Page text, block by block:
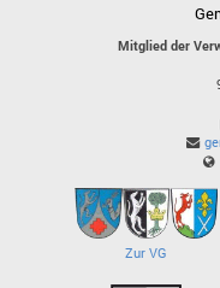
Mitglied der
Zur VG